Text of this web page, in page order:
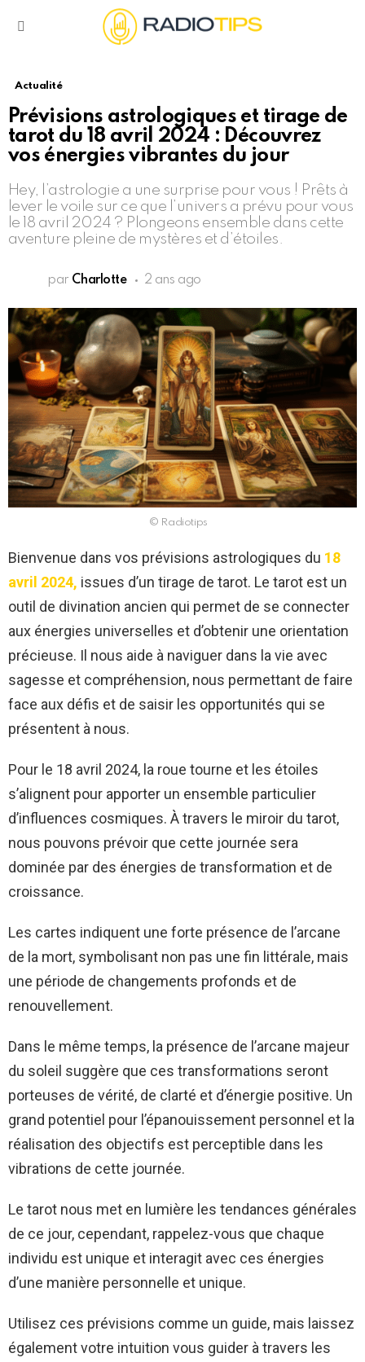
Actualité
Prévisions astrologiques et tirage de
tarot du 18 avril 2024 : Découvrez
vos énergies vibrantes du jour
Hey, l’astrologie a une surprise pour vous ! Prêts à
lever le voile sur ce que l’univers a prévu pour vous
le 18 avril 2024 ? Plongeons ensemble dans cette
aventure pleine de mystères et d’étoiles.
par Charlotte 2 ans ago
© Radiotips
Bienvenue dans vos prévisions astrologiques du 18
avril 2024, issues d’un tirage de tarot. Le tarot est un
outil de divination ancien qui permet de se connecter
aux énergies universelles et d’obtenir une orientation
précieuse. Il nous aide à naviguer dans la vie avec
sagesse et compréhension, nous permettant de faire
face aux défis et de saisir les opportunités qui se
présentent à nous.
Pour le 18 avril 2024, la roue tourne et les étoiles
s’alignent pour apporter un ensemble particulier
d’influences cosmiques. À travers le miroir du tarot,
nous pouvons prévoir que cette journée sera
dominée par des énergies de transformation et de
croissance.
Les cartes indiquent une forte présence de l’arcane
de la mort, symbolisant non pas une fin littérale, mais
une période de changements profonds et de
renouvellement.
Dans le même temps, la présence de l’arcane majeur
du soleil suggère que ces transformations seront
porteuses de vérité, de clarté et d’énergie positive. Un
grand potentiel pour l’épanouissement personnel et la
réalisation des objectifs est perceptible dans les
vibrations de cette journée.
Le tarot nous met en lumière les tendances générales
de ce jour, cependant, rappelez-vous que chaque
individu est unique et interagit avec ces énergies
d’une manière personnelle et unique.
Utilisez ces prévisions comme un guide, mais laissez
également votre intuition vous guider à travers les